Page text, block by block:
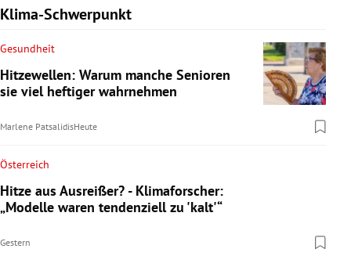
Klima-Schwerpunkt
Gesundheit
Hitzewellen: Warum manche Senioren
sie viel heftiger wahrnehmen
Marlene PatsalidisHeute
Österreich
Hitze aus Ausreißer? - Klimaforscher:
„Modelle waren tendenziell zu 'kalt'“
Gestern